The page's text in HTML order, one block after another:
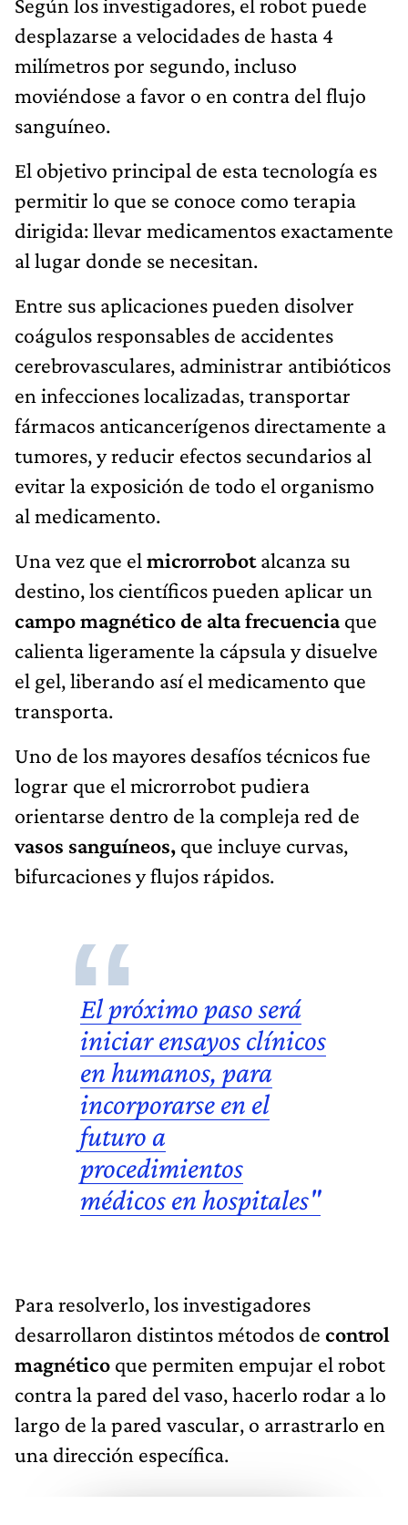
desplazarse a velocidades de hasta 4
milímetros por segundo, incluso
moviéndose a favor o en contra del flujo
sanguíneo.
El objetivo principal de esta tecnología es
permitir lo que se conoce como terapia
dirigida: llevar medicamentos exactamente
al lugar donde se necesitan.
Entre sus aplicaciones pueden disolver
coágulos responsables de accidentes
cerebrovasculares, administrar antibióticos
en infecciones localizadas, transportar
fármacos anticancerígenos directamente a
tumores, y reducir efectos secundarios al
evitar la exposición de todo el organismo
al medicamento.
Una vez que el microrrobotalcanza su
destino, los científicos pueden aplicar un
campo magnético de alta frecuenciaque
calienta ligeramente la cápsula y disuelve
el gel, liberando así el medicamento que
transporta.
Uno de los mayores desafíos técnicos fue
lograr que el microrrobot pudiera
orientarse dentro de la compleja red de
vasos sanguíneos, que incluye curvas,
bifurcaciones y flujos rápidos.
El próximo paso será
iniciarensayos clínicos
en humanos, para
incorporarse en el
futuro a
procedimientos
médicos en hospitales"
Para resolverlo, los investigadores
desarrollaron distintos métodos de control
magnético que permiten empujar el robot
contra la pared del vaso, hacerlo rodar a lo
largo de la pared vascular, o arrastrarlo en
una dirección específica.